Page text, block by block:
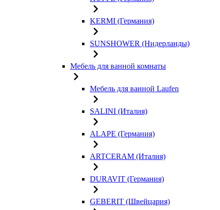
KERMI (Германия)
SUNSHOWER (Нидерланды)
Мебель для ванной комнаты
Мебель для ванной Laufen
SALINI (Италия)
ALAPE (Германия)
ARTCERAM (Италия)
DURAVIT (Германия)
GEBERIT (Швейцария)